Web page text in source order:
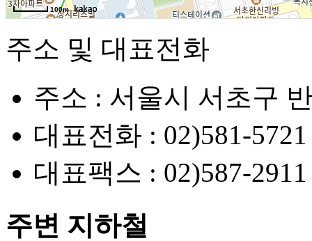
100m
주소 및 대표전화
주소 : 서울시 서초구
대표전화 : 02)581-5721
대표팩스 : 02)587-2911
주변 지하철